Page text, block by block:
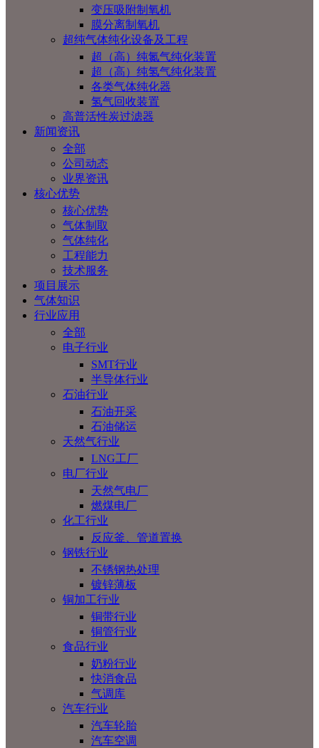
变压吸附制氧机
膜分离制氧机
超纯气体纯化设备及工程
超（高）纯氮气纯化装置
超（高）纯氢气纯化装置
各类气体纯化器
氢气回收装置
高普活性炭过滤器
新闻资讯
全部
公司动态
业界资讯
核心优势
核心优势
气体制取
气体纯化
工程能力
技术服务
项目展示
气体知识
行业应用
全部
电子行业
SMT行业
半导体行业
石油行业
石油开采
石油储运
天然气行业
LNG工厂
电厂行业
天然气电厂
燃煤电厂
化工行业
反应釜、管道置换
钢铁行业
不锈钢热处理
镀锌薄板
铜加工行业
铜带行业
铜管行业
食品行业
奶粉行业
快消食品
气调库
汽车行业
汽车轮胎
汽车空调